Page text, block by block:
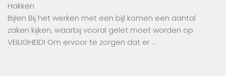
Hakken
Bijlen Bij het werken met een bijl komen een aantal
zaken kijken, waarbij vooral gelet moet worden op
VEILIGHEID! Om ervoor te zorgen dat er …